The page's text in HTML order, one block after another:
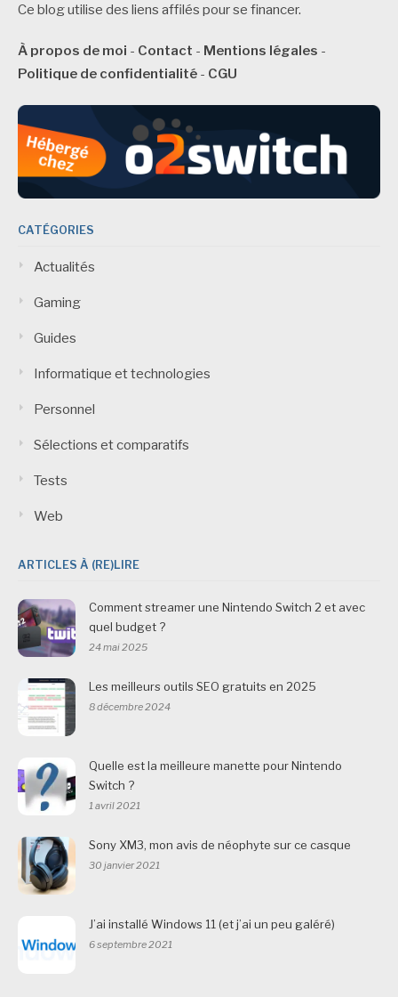
Ce blog utilise des liens affilés pour se financer.
À propos de moi - Contact - Mentions légales -
Politique de confidentialité - CGU
CATÉGORIES
Actualités
Gaming
Guides
Informatique et technologies
Personnel
Sélections et comparatifs
Tests
Web
ARTICLES À (RE)LIRE
Comment streamer une Nintendo Switch 2 et avec
quel budget ?
24 mai 2025
Les meilleurs outils SEO gratuits en 2025
8 décembre 2024
Quelle est la meilleure manette pour Nintendo
Switch ?
1 avril 2021
Sony XM3, mon avis de néophyte sur ce casque
30 janvier 2021
J’ai installé Windows 11 (et j’ai un peu galéré)
6 septembre 2021